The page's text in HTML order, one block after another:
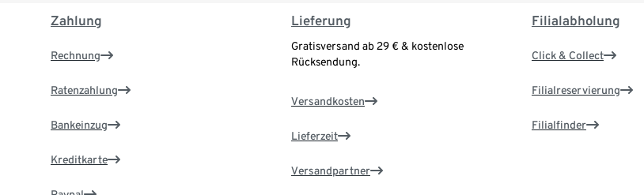
Zahlung
Rechnung
Ratenzahlung
Bankeinzug
Kreditkarte
Lieferung
Gratisversand ab 29 € & kostenlose
Rücksendung.
Versandkosten
Lieferzeit
Versandpartner
Filialabholung
Click & Collect
Filialreservierung
Filialfinder